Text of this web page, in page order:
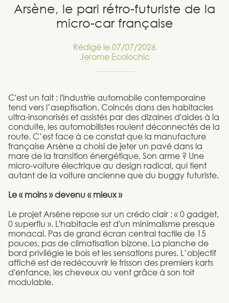
Arsène, le pari rétro-futuriste de la
micro-car française
Rédigé le 07/07/2026
Jerome Ecolochic
C'est un fait : l'industrie automobile contemporaine
tend vers l’aseptisation. Coincés dans des habitacles
ultra-insonorisés et assistés par des dizaines d'aides à la
conduite, les automobilistes roulent déconnectés de la
route. C’est face à ce constat que la manufacture
française Arsène a choisi de jeter un pavé dans la
mare de la transition énergétique. Son arme ? Une
micro-voiture électrique au design radical, qui tient
autant de la voiture ancienne que du buggy futuriste.
Le « moins » devenu « mieux »
Le projet Arsène repose sur un crédo clair : « 0 gadget,
0 superflu ». L'habitacle est d'un minimalisme presque
monacal. Pas de grand écran central tactile de 15
pouces, pas de climatisation bizone. La planche de
bord privilégie le bois et les sensations pures. L’objectif
affiché est de redécouvrir le frisson des premiers karts
d'enfance, les cheveux au vent grâce à son toit
modulable.